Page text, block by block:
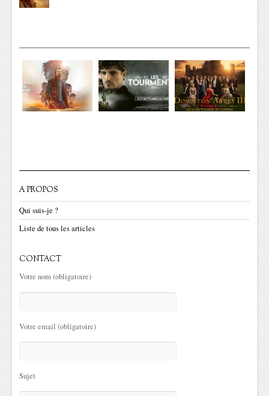
A PROPOS
Qui suis-je ?
Liste de tous les articles
CONTACT
Votre nom (obligatoire)
Votre email (obligatoire)
Sujet